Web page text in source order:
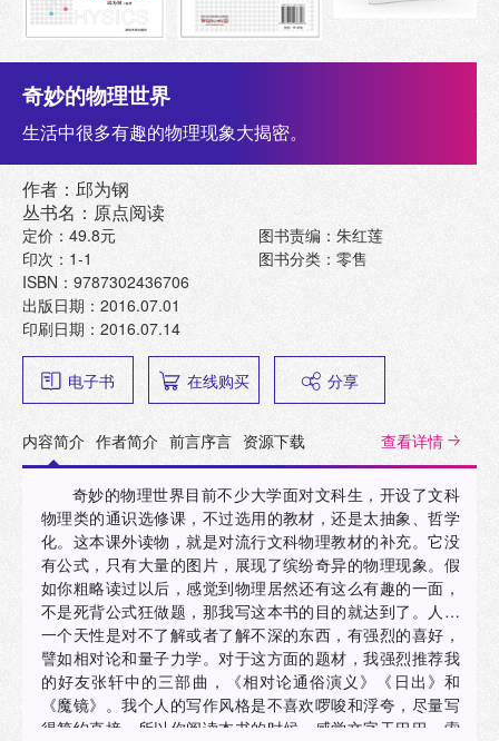
奇妙的物理世界
生活中很多有趣的物理现象大揭密。
作者：邱为钢
丛书名：原点阅读
定价：49.8元
印次：1-1
ISBN：9787302436706
出版日期：2016.07.01
印刷日期：2016.07.14
图书责编：朱红莲
图书分类：零售
电子书 在线购买 分享
内容简介 作者简介 前言序言 资源下载 查看详情
奇妙的物理世界目前不少大学面对文科生，开设了文科
物理类的通识选修课，不过选用的教材，还是太抽象、哲学
化。这本课外读物，就是对流行文科物理教材的补充。它没
有公式，只有大量的图片，展现了缤纷奇异的物理现象。假
如你粗略读过以后，感觉到物理居然还有这么有趣的一面，
不是死背公式狂做题，那我写这本书的目的就达到了。人的
一个天性是对不了解或者了解不深的东西，有强烈的喜好，
譬如相对论和量子力学。对于这方面的题材，我强烈推荐我
的好友张轩中的三部曲，《相对论通俗演义》《日出》和
《魔镜》。我个人的写作风格是不喜欢啰唆和浮夸，尽量写
得简约直接。所以你阅读本书的时候，感觉文字干巴巴、索